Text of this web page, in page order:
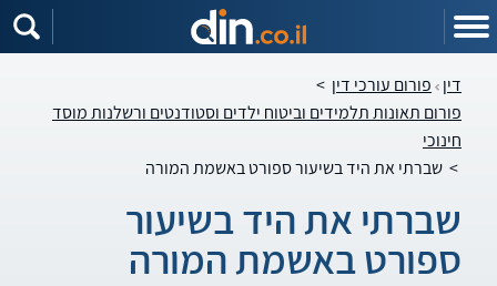
דין פורום עורכי דין >
פורום תאונות תלמידים וביטוח ילדים וסטודנטים ורשלנות מוסד
חינוכי
> שברתי את היד בשיעור ספורט באשמת המורה
שברתי את היד בשיעור
ספורט באשמת המורה